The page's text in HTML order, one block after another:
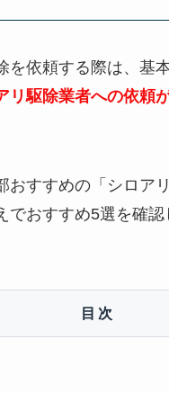
を依頼する際は、基
リ駆除業者への依頼
おすすめの「シロア
でおすすめ5選を確
目次